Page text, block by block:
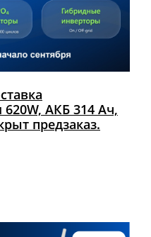
АКБ 314 Ач,
предзаказ.